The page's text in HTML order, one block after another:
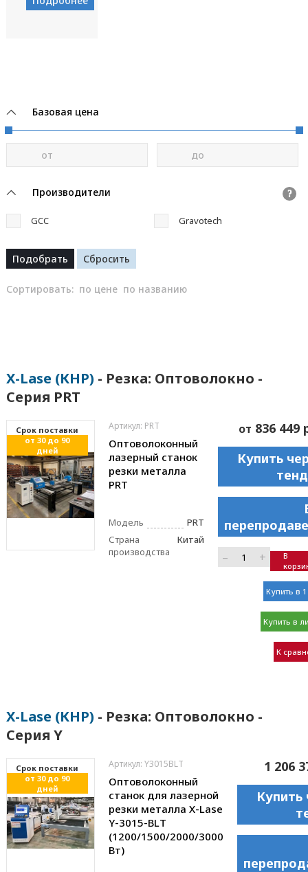
Базовая цена
от до
Производители ?
GCC Gravotech
Сортировать: по цене по названию
X-Lase (КНР) - Резка: Оптоволокно -
Серия PRT
Cрок поставки
от 30 до 90
дней
Артикул: PRT
Оптоволоконный
лазерный станок
резки металла
PRT
Модель
PRT
Страна
производства
Китай
от 836 449
Купить
– +
В
Купить в
Купить в
К
X-Lase (КНР) - Резка: Оптоволокно -
Серия Y
Cрок поставки
от 30 до 90
дней
Артикул: Y3015BLT
Оптоволоконный
станок для лазерной
резки металла X-Lase
Y-3015-BLT
(1200/1500/2000/3000
Вт)
1 206
Купить